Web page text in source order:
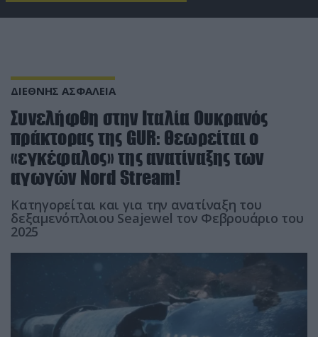
ΔΙΕΘΝΗΣ ΑΣΦΑΛΕΙΑ
Συνελήφθη στην Ιταλία Ουκρανός
πράκτορας της GUR: Θεωρείται ο
«εγκέφαλος» της ανατίναξης των
αγωγών Nord Stream!
Κατηγορείται και για την ανατίναξη του
δεξαμενόπλοιου Seajewel τον Φεβρουάριο του
2025